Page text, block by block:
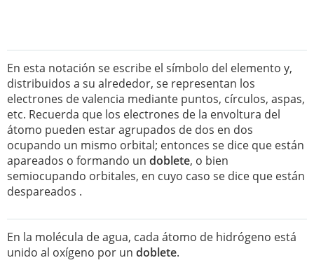
En esta notación se escribe el símbolo del elemento y,
distribuidos a su alrededor, se representan los
electrones de valencia mediante puntos, círculos, aspas,
etc. Recuerda que los electrones de la envoltura del
átomo pueden estar agrupados de dos en dos
ocupando un mismo orbital; entonces se dice que están
apareados o formando un doblete, o bien
semiocupando orbitales, en cuyo caso se dice que están
despareados .
En la molécula de agua, cada átomo de hidrógeno está
unido al oxígeno por un doblete.